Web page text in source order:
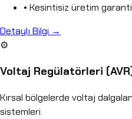
• Kesintisiz üretim
Detaylı Bilgi →
⚙️
Voltaj Regülatörleri
Kırsal bölgelerde voltaj
sistemleri.